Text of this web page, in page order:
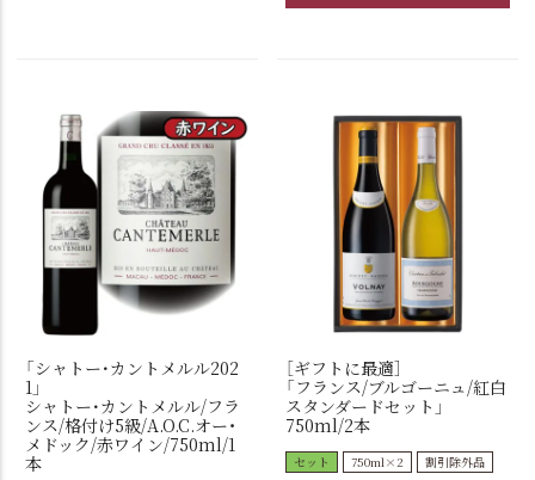
「シャトー･カントメルル202
1」
シャトー･カントメルル/フラ
ンス/格付け5級/A.O.C.オー・
メドック/赤ワイン/750ml/1
本
［ギフトに最適］
「フランス/ブルゴーニュ/紅白
スタンダードセット」
750ml/2本
セット 750ml×2
割引除外品